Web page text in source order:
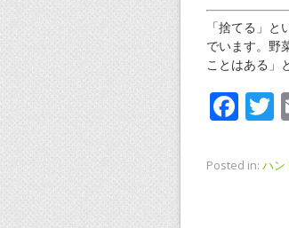
「捨てる」
でいます。野
ことはある」
F
e
Posted in: ハン